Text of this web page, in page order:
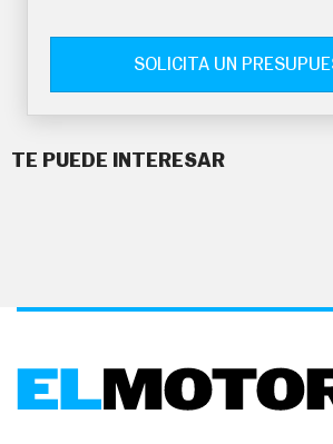
SOLICITA UN
TE PUEDE INTERESAR